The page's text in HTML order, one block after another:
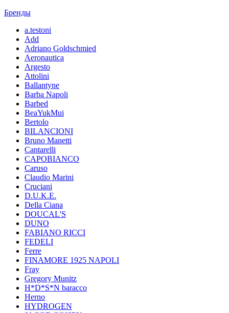
Бренды
a.testoni
Add
Adriano Goldschmied
Aeronautica
Argesto
Attolini
Ballantyne
Barba Napoli
Barbed
BeaYukMui
Bertolo
BILANCIONI
Bruno Manetti
Cantarelli
CAPOBIANCO
Caruso
Claudio Marini
Cruciani
D.U.K.E.
Della Ciana
DOUCAL'S
DUNO
FABIANO RICCI
FEDELI
Ferre
FINAMORE 1925 NAPOLI
Fray
Gregory Munitz
H*D*S*N baracco
Herno
HYDROGEN